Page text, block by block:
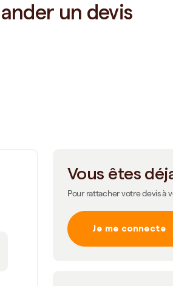
un devis
Vous êtes
Pour rattacher votre devis à
Je me connecte